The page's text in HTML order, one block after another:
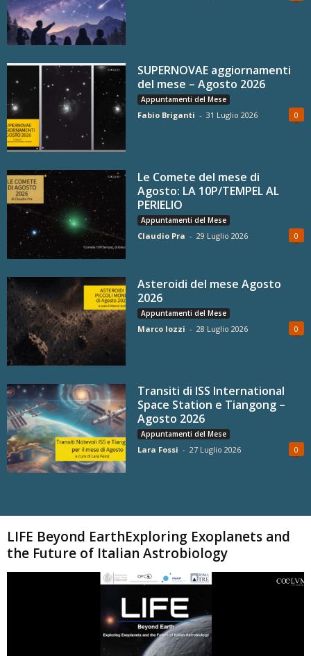
SUPERNOVAE aggiornamenti
del mese – Agosto 2026
Appuntamenti del Mese
Fabio Briganti - 31 Luglio 2026 0
Le Comete del mese di
Agosto: LA 10P/TEMPEL AL
PERIELIO
Appuntamenti del Mese
Claudio Pra - 29 Luglio 2026 0
Asteroidi del mese Agosto
2026
Appuntamenti del Mese
Marco Iozzi - 28 Luglio 2026 0
Transiti di ISS International
Space Station e Tiangong –
Agosto 2026
Appuntamenti del Mese
Lara Fossi - 27 Luglio 2026 0
LIFE Beyond EarthExploring Exoplanets and
the Future of Italian Astrobiology